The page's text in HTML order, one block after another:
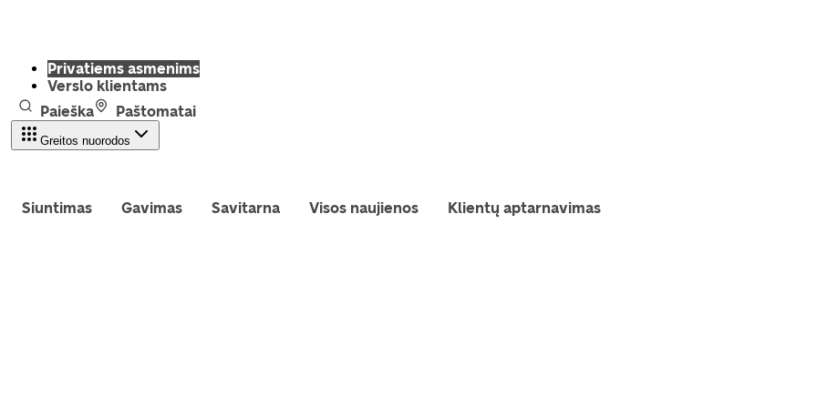
Privatiems asmenims
Verslo klientams
Paieška
Paštomatai
Greitos nuorodos
Siuntimas Gavimas Savitarna Visos naujienos Klientų aptarnavimas